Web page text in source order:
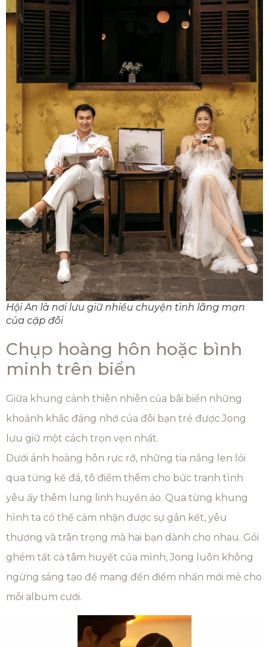
Hội An là nơi lưu giữ nhiều chuyện tình lãng mạn
của cặp đôi
Chụp hoàng hôn hoặc bình
minh trên biển
Giữa khung cảnh thiên nhiên của bãi biển những
khoảnh khắc đáng nhớ của đôi bạn trẻ được Jong
lưu giữ một cách trọn vẹn nhất.
Dưới ánh hoàng hôn rực rỡ, những tia nắng len lỏi
qua từng kẽ đá, tô điểm thêm cho bức tranh tình
yêu ấy thêm lung linh huyền ảo. Qua từng khung
hình ta có thể cảm nhận được sự gắn kết, yêu
thương và trân trọng mà hai bạn dành cho nhau. Gói
ghém tất cả tâm huyết của mình, Jong luôn không
ngừng sáng tạo để mang đến điểm nhấn mới mẻ cho
mỗi album cưới.